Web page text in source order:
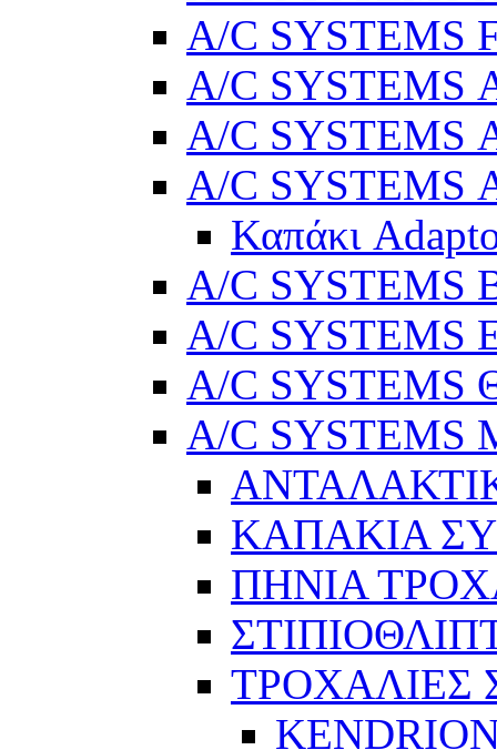
A/C SYSTEMS
A/C SYSTEMS
A/C SYSTEMS
A/C SYSTEMS
Καπάκι
A/C SYSTEMS
A/C SYSTEMS
A/C SYSTEMS
A/C SYSTEMS
ΚΑΠΑΚΙΑ
ΠΗΝΙΑ
ΤΡΟΧΑΛΙΕΣ